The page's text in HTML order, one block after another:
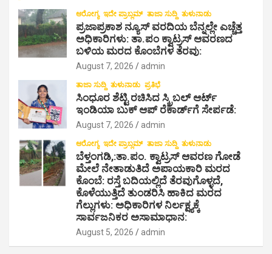
ಆರೋಗ್ಯ ಇದೇ ಪ್ರಾಬ್ಲಮ್ ತಾಜಾ ಸುದ್ದಿ ತುಳುನಾಡು
ಪ್ರಜಾಪ್ರಕಾಶ ನ್ಯೂಸ್ ವರದಿಯ ಬೆನ್ನಲ್ಲೇ ಎಚ್ಚೆತ್ತ
ಅಧಿಕಾರಿಗಳು: ತಾ.ಪಂ ಕ್ವಾಟ್ರಸ್ ಆವರಣದ
ಬಳಿಯ ಮರದ ಕೊಂಬೆಗಳ ತೆರವು:
August 7, 2026 admin
ತಾಜಾ ಸುದ್ದಿ ತುಳುನಾಡು ಪ್ರತಿಭೆ
ಸಿಂಧೂರ ಶೆಟ್ಟಿ ರಚಿಸಿದ ಸ್ಕ್ರಿಬಲ್ ಆರ್ಟ್
ಇಂಡಿಯಾ ಬುಕ್ ಆಪ್ ರೆಕಾರ್ಡ್‌ಗೆ ಸೇರ್ಪಡೆ:
August 7, 2026 admin
ಆರೋಗ್ಯ ಇದೇ ಪ್ರಾಬ್ಲಮ್ ತಾಜಾ ಸುದ್ದಿ ತುಳುನಾಡು
ಬೆಳ್ತಂಗಡಿ,:ತಾ.ಪಂ‌. ಕ್ವಾಟ್ರಸ್ ಆವರಣ ಗೋಡೆ
ಮೇಲೆ ನೇತಾಡುತಿದೆ ಅಪಾಯಕಾರಿ ಮರದ
ಕೊಂಬೆ: ರಸ್ತೆ ಬದಿಯಲ್ಲಿದೆ ತೆರವುಗೊಳ್ಳದೆ,
ಕೊಳೆಯುತ್ತಿದೆ ತುಂಡರಿಸಿ ಹಾಕಿದ ಮರದ
ಗೆಲ್ಲುಗಳು: ಅಧಿಕಾರಿಗಳ ನಿರ್ಲಕ್ಷ್ಯಕ್ಕೆ
ಸಾರ್ವಜನಿಕರ ಅಸಾಮಾಧಾನ:
August 5, 2026 admin